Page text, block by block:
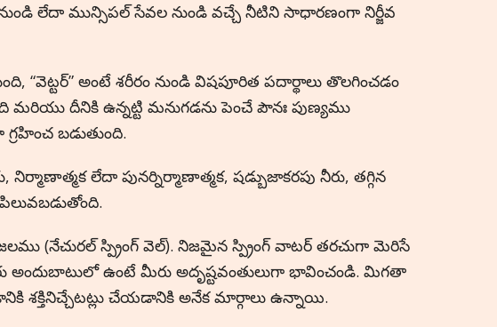
లేదా మున్సిపల్ సేవల నుండి వచ్చే నీటిని సాధారణంగా నిర్జీవ
“వెట్టర్” అంటే శరీరం నుండి విషపూరిత పదార్థాలు తొలగించడం
మరియు దీనికి ఉన్నట్టి మనుగడను పెంచే పౌనః పుణ్యము
బడుతుంది.
నిర్మాణాత్మక లేదా పునర్నిర్మాణాత్మక, షడ్బుజాకరపు నీరు, తగ్గిన
(నేచురల్ స్ప్రింగ్ వెల్). నిజమైన స్ప్రింగ్ వాటర్ తరచుగా మెరిసే
అందుబాటులో ఉంటే మీరు అదృష్టవంతులుగా భావించండి. మిగతా
శక్తినిచ్చేటట్లు చేయడానికి అనేక మార్గాలు ఉన్నాయి.